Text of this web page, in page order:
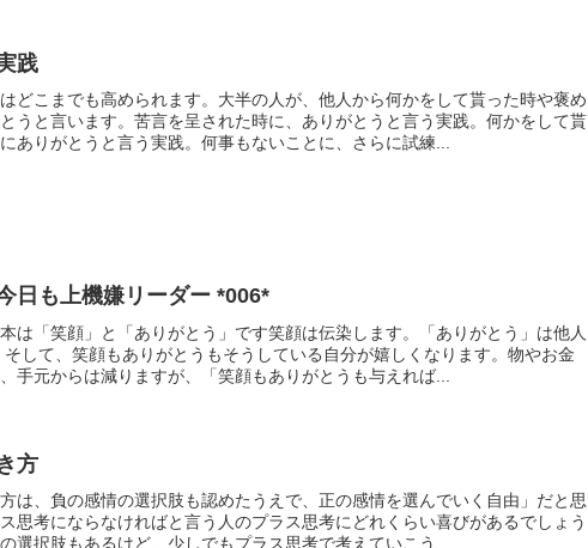
践
どこまでも高められます。大半の人が、他人から何かをして貰った時や褒め
うと言います。苦言を呈された時に、ありがとうと言う実践。何かをして貰
ありがとうと言う実践。何事もないことに、さらに試練...
日も上機嫌リーダー *006*
本は「笑顔」と「ありがとう」です笑顔は伝染します。「ありがとう」は他人
して、笑顔もありがとうもそうしている自分が嬉しくなります。物やお金
手元からは減りますが、「笑顔もありがとうも与えれば...
方
方は、負の感情の選択肢も認めたうえで、正の感情を選んでいく自由」だと思
思考にならなければと言う人のプラス思考にどれくらい喜びがあるでしょう
選択肢もあるけど、少しでもプラス思考で考えていこう...